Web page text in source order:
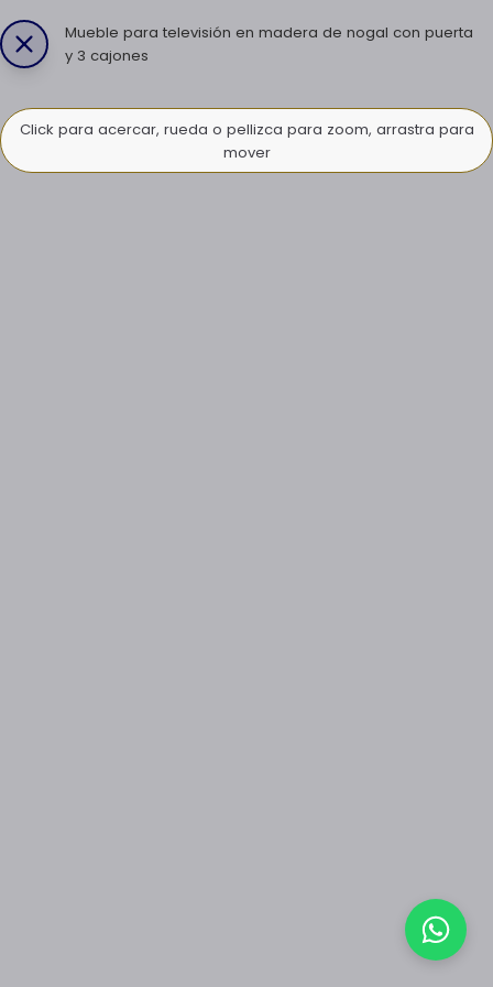
Mueble para televisión en madera de nogal con puerta
y 3 cajones
Click para acercar, rueda o pellizca para zoom, arrastra para
mover